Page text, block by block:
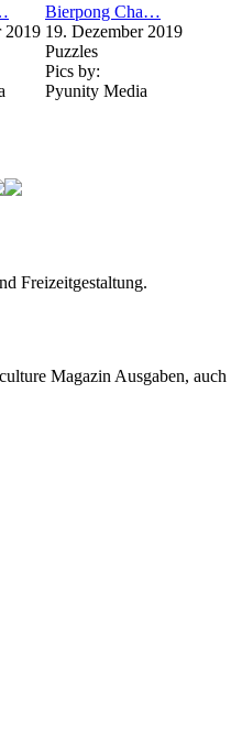
2019
Bierpong Cha…
19. Dezember 2019
Puzzles
Pics by:
Pyunity Media
Freizeitgestaltung.
Magazin Ausgaben, auch